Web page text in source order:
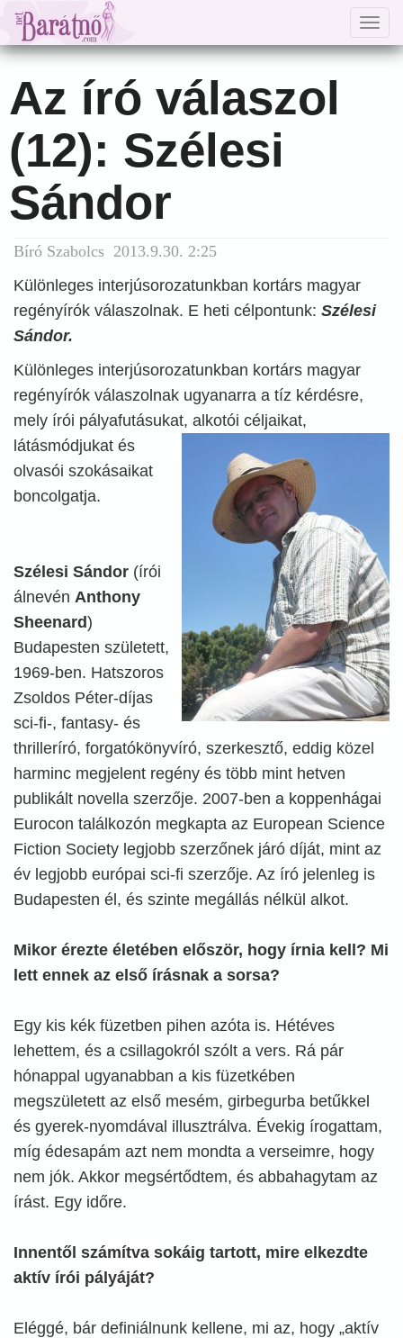
Az író válaszol
(12): Szélesi
Sándor
Bíró Szabolcs 2013.9.30. 2:25
Különleges interjúsorozatunkban kortárs magyar
regényírók válaszolnak. E heti célpontunk: Szélesi
Sándor.
Különleges interjúsorozatunkban kortárs magyar
regényírók válaszolnak ugyanarra a tíz kérdésre,
mely írói pályafutásukat, alkotói céljaikat,
látásmódjukat és
olvasói szokásaikat
boncolgatja.
Szélesi Sándor (írói
álnevén Anthony
Sheenard)
Budapesten született,
1969-ben. Hatszoros
Zsoldos Péter-díjas
sci-fi-, fantasy- és
thrilleríró, forgatókönyvíró, szerkesztő, eddig közel
harminc megjelent regény és több mint hetven
publikált novella szerzője. 2007-ben a koppenhágai
Eurocon találkozón megkapta az European Science
Fiction Society legjobb szerzőnek járó díját, mint az
év legjobb európai sci-fi szerzője. Az író jelenleg is
Budapesten él, és szinte megállás nélkül alkot.
Mikor érezte életében először, hogy írnia kell? Mi
lett ennek az első írásnak a sorsa?
Egy kis kék füzetben pihen azóta is. Hétéves
lehettem, és a csillagokról szólt a vers. Rá pár
hónappal ugyanabban a kis füzetkében
megszületett az első mesém, girbegurba betűkkel
és gyerek-nyomdával illusztrálva. Évekig írogattam,
míg édesapám azt nem mondta a verseimre, hogy
nem jók. Akkor megsértődtem, és abbahagytam az
írást. Egy időre.
Innentől számítva sokáig tartott, mire elkezdte
aktív írói pályáját?
Eléggé, bár definiálnunk kellene, mi az, hogy „aktív